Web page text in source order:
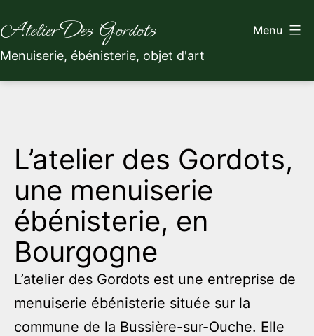
au
contenu
Atelier Des Gordots
Menuiserie, ébénisterie, objet d'art
Menu
L’atelier des Gordots,
une menuiserie
ébénisterie, en
Bourgogne
L’atelier des Gordots est une entreprise de
menuiserie ébénisterie située sur la
commune de la Bussière-sur-Ouche. Elle